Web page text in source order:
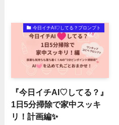
今日イチAI♡してる？プロンプト
『今日イチAI♡してる？』
1日5分掃除で家中スッキ
リ！計画編✨